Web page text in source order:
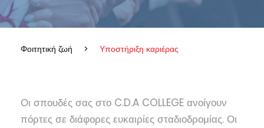
Φοιτητική ζωή > Υποστήριξη καριέρας
Οι σπουδές σας στο C.D.A COLLEGE ανοίγουν
πόρτες σε διάφορες ευκαιρίες σταδιοδρομίας. Οι